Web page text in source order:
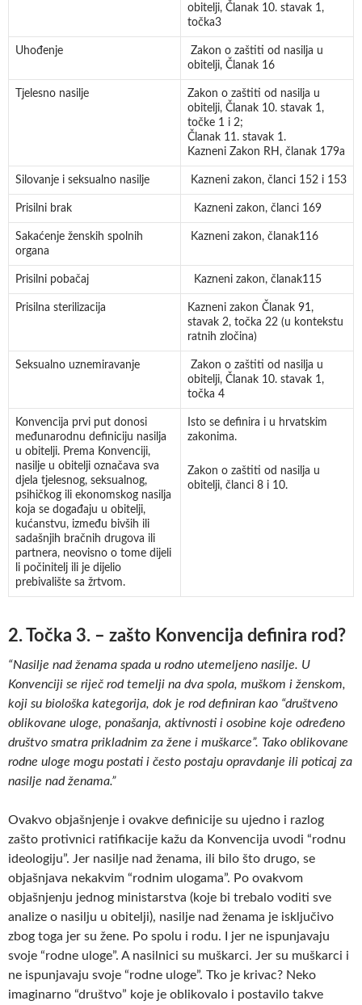
obitelji, Članak 10. stavak 1,
točka3
Uhođenje
Zakon o zaštiti od nasilja u
obitelji, Članak 16
Tjelesno nasilje
Zakon o zaštiti od nasilja u
obitelji, Članak 10. stavak 1,
točke 1 i 2;
Članak 11. stavak 1.
Kazneni Zakon RH, članak 179a
Silovanje i seksualno nasilje Kazneni zakon, članci 152 i 153
Prisilni brak Kazneni zakon, članci 169
Sakaćenje ženskih spolnih
organa
Kazneni zakon, članak116
Prisilni pobačaj Kazneni zakon, članak115
Prisilna sterilizacija
Kazneni zakon Članak 91,
stavak 2, točka 22 (u kontekstu
ratnih zločina)
Seksualno uznemiravanje
Zakon o zaštiti od nasilja u
obitelji, Članak 10. stavak 1,
točka 4
Konvencija prvi put donosi
međunarodnu definiciju nasilja
u obitelji. Prema Konvenciji,
nasilje u obitelji označava sva
djela tjelesnog, seksualnog,
psihičkog ili ekonomskog nasilja
koja se događaju u obitelji,
kućanstvu, između bivših ili
sadašnjih bračnih drugova ili
partnera, neovisno o tome dijeli
li počinitelj ili je dijelio
prebivalište sa žrtvom.
Isto se definira i u hrvatskim
zakonima.
Zakon o zaštiti od nasilja u
obitelji, članci 8 i 10.
2. Točka 3. – zašto Konvencija definira rod?
“Nasilje nad ženama spada u rodno utemeljeno nasilje. U
Konvenciji se riječ rod temelji na dva spola, muškom i ženskom,
koji su biološka kategorija, dok je rod definiran kao “društveno
oblikovane uloge, ponašanja, aktivnosti i osobine koje određeno
društvo smatra prikladnim za žene i muškarce”. Tako oblikovane
rodne uloge mogu postati i često postaju opravdanje ili poticaj za
nasilje nad ženama.”
Ovakvo objašnjenje i ovakve definicije su ujedno i razlog
zašto protivnici ratifikacije kažu da Konvencija uvodi “rodnu
ideologiju”. Jer nasilje nad ženama, ili bilo što drugo, se
objašnjava nekakvim “rodnim ulogama”. Po ovakvom
objašnjenju jednog ministarstva (koje bi trebalo voditi sve
analize o nasilju u obitelji), nasilje nad ženama je isključivo
zbog toga jer su žene. Po spolu i rodu. I jer ne ispunjavaju
svoje “rodne uloge”. A nasilnici su muškarci. Jer su muškarci i
ne ispunjavaju svoje “rodne uloge”. Tko je krivac? Neko
imaginarno “društvo” koje je oblikovalo i postavilo takve